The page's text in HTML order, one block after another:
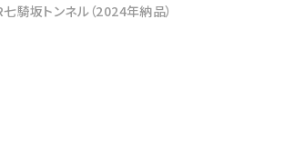
騎坂トンネル（2024年納品）